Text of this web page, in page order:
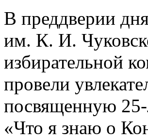
В преддверии
им. К. И.
избирательной
провели
посвященную
«Что я знаю о